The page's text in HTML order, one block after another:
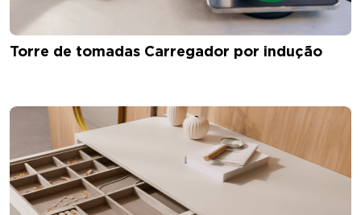
Torre de tomadas Carregador por indução